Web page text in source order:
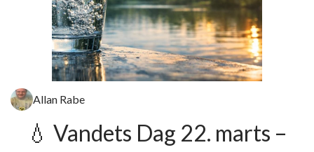
Allan Rabe
💧 Vandets Dag 22. marts –